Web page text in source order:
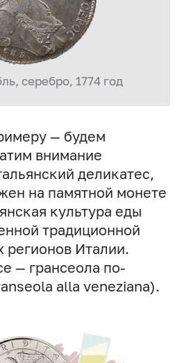
серебро, 1774 год
— будем
внимание
деликатес,
на памятной монете
культура еды
традиционной
регионов Италии.
— грансеола по-
alla veneziana).